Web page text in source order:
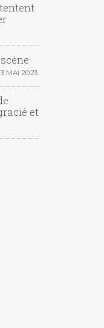
3 MAI 2023
et